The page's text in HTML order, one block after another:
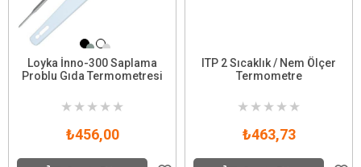
Loyka İnno-300 Saplama
Problu Gıda Termometresi
★ ★ ★ ★ ★
₺456,00
ITP 2 Sıcaklık / Nem Ölçer
Termometre
★ ★ ★ ★ ★
₺463,73